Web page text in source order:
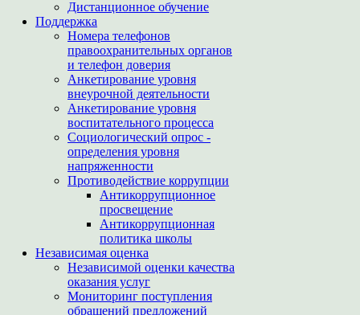
Дистанционное обучение
Поддержка
Номера телефонов
правоохранительных органов
и телефон доверия
Анкетирование уровня
внеурочной деятельности
Анкетирование уровня
воспитательного процесса
Социологический опрос -
определения уровня
напряженности
Противодействие коррупции
Антикоррупционное
просвещение
Антикоррупционная
политика школы
Независимая оценка
Независимой оценки качества
оказания услуг
Мониторинг поступления
обращений предложений